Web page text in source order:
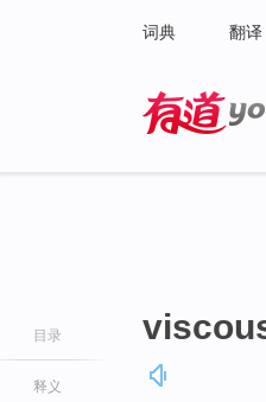
词典 翻译
目录
释义